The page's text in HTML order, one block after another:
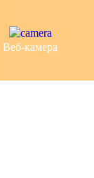
Веб-камера